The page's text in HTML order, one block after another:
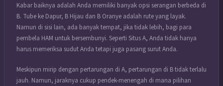
Kabar baiknya adalah Anda memiliki banyak opsi serangan berbeda di
B. Tube ke Dapur, B Hijau dan B Oranye adalah rute yang layak.
Namun di sisi lain, ada banyak tempat, jika tidak lebih, bagi para
pembela HAM untuk bersembunyi. Seperti Situs A, Anda tidak hanya
harus memeriksa sudut Anda tetapi juga pasang surut Anda.
Meskipun mirip dengan pertarungan di A, pertarungan di B tidak terlalu
jauh. Namun, jaraknya cukup pendek-menengah di mana pilihan